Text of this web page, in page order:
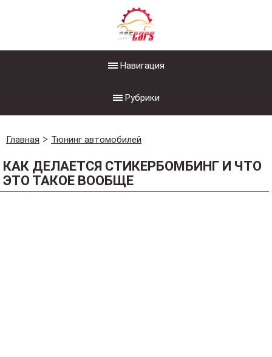
Навигация
Рубрики
Главная Тюнинг автомобилей
КАК ДЕЛАЕТСЯ СТИКЕРБОМБИНГ И ЧТО
ЭТО ТАКОЕ ВООБЩЕ